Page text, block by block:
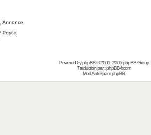
Annonce
Post-it
Powered byphpBB© 2001, 2005 phpBB Group
Traduction par :phpBB-fr.com
Mod Anti-Spam phpBB